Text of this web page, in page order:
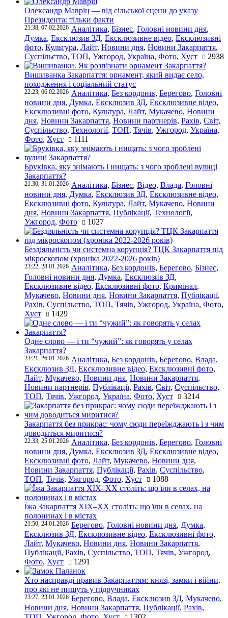
Олександр Мавріц — від сільської сцени до указу
Президента: тільки факти
21:38, 07.02.2026 Аналітика, Бізнес, Головні новини дня,
Думка, Ексклюзив ЗД, Ексклюзивне відео, Ексклюзивні
фото, Культура, Лайт, Новини дня, Новини Закарпаття,
Суспільство, ТОП, Ужгород, Україна, Фото, Хуст 2938
Вишиванка Закарпаття: орнамент, який видає село,
походження і соціальний статус
22:23, 06.02.2026 Аналітика, Без кордонів, Берегово, Головні
новини дня, Думка, Ексклюзив ЗД, Ексклюзивне відео,
Ексклюзивні фото, Культура, Лайт, Мукачево, Новини
дня, Новини Закарпаття, Новини партнерів, Рахів, Світ,
Суспільство, Технології, ТОП, Тячів, Ужгород, Україна,
Фото, Хуст 1111
Бруківка, яку знімають і нищать: з чого зроблені вулиці
Закарпаття?
21:30, 31.01.2026 Аналітика, Бізнес, Відео, Влада, Головні
новини дня, Думка, Ексклюзив ЗД, Ексклюзивне відео,
Ексклюзивні фото, Культура, Лайт, Мукачево, Новини
дня, Новини Закарпаття, Публікації, Технології,
Ужгород, Фото 1027
Бездіяльність чи системна корупція? ТЦК Закарпаття під
мікроскопом (хроніка 2022-2026 років)
23:22, 28.01.2026 Аналітика, Без кордонів, Берегово, Бізнес,
Головні новини дня, Думка, Ексклюзив ЗД,
Ексклюзивне відео, Ексклюзивні фото, Кримінал,
Мукачево, Новини дня, Новини Закарпаття, Публікації,
Рахів, Суспільство, ТОП, Тячів, Ужгород, Україна, Фото,
Хуст
1429
Одне слово — і ти “чужий”: як говорять у селах
Закарпаття?
23:21, 26.01.2026 Аналітика, Без кордонів, Берегово, Влада,
Ексклюзив ЗД, Ексклюзивне відео, Ексклюзивні фото,
Лайт, Мукачево, Новини дня, Новини Закарпаття,
Новини партнерів, Публікації, Рахів, Світ, Суспільство,
ТОП, Тячів, Ужгород, Україна, Фото, Хуст 3214
Закарпаття без прикрас: чому сюди переїжджають і з чим
доводиться миритися?
22:33, 25.01.2026 Аналітика, Без кордонів, Берегово, Головні
новини дня, Думка, Ексклюзив ЗД, Ексклюзивне відео,
Ексклюзивні фото, Лайт, Мукачево, Новини дня,
Новини Закарпаття, Публікації, Рахів, Суспільство,
ТОП, Тячів, Ужгород, Фото, Хуст 1088
Їжа Закарпаття ХІХ–ХХ століть: що їли в селах, на
полонинах і в містах
21:50, 24.01.2026 Берегово, Головні новини дня, Думка,
Ексклюзив ЗД, Ексклюзивне відео, Ексклюзивні фото,
Лайт, Мукачево, Новини дня, Новини Закарпаття,
Публікації, Рахів, Суспільство, ТОП, Тячів, Ужгород,
Фото, Хуст 1291
Хто насправді правив Закарпаттям: князі, замки і війни,
про які не пишуть у підручниках
23:27, 23.01.2026 Берегово, Влада, Ексклюзив ЗД, Мукачево,
Новини дня, Новини Закарпаття, Публікації, Рахів,